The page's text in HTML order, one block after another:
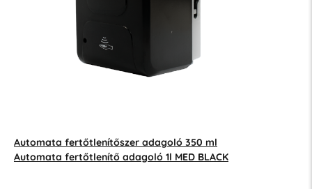
Automata fertőtlenítőszer adagoló 350 ml
Automata fertőtlenítő adagoló 1l MED BLACK